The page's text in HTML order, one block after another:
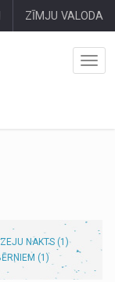
ZĪMJU VALODA
NAKTS (1)
(1)